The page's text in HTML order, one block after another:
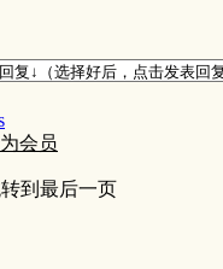
会员
到最后一页